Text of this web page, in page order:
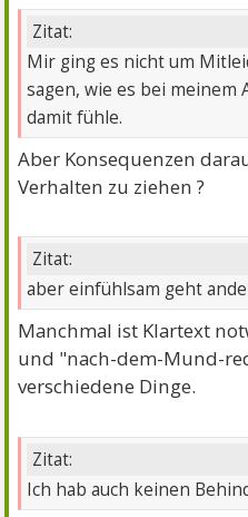
Zitat:
Mir ging es nicht um
sagen, wie es bei meinem
damit fühle.
Aber Konsequenzen
Verhalten zu ziehen ?
Zitat:
aber einfühlsam geht
Manchmal ist Klartext
und "nach-dem-Mund-
verschiedene Dinge.
Zitat:
Ich hab auch keinen